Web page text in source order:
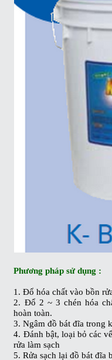
Phương pháp sử dụng :
1. Đổ hóa chất vào bồn
2. Đổ 2 ~ 3 chén hóa
hoàn toàn.
3. Ngâm đồ bát đĩa trong
4. Đánh bật, loại bỏ các
rửa làm sạch
5. Rửa sạch lại đồ bát đĩa